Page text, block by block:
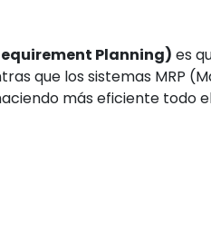
Planning) es
que los sistemas MRP
más eficiente todo